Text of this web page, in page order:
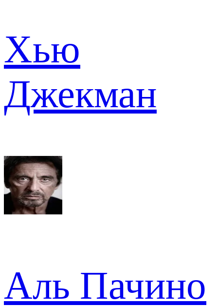
Хью
Джекман
Аль Пачино